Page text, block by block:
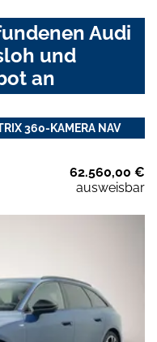
Audi
und
an
360-KAMERA NAV
62.560,00 €
ausweisbar